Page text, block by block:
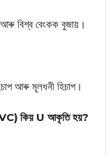
আৰু বিশ্ব বেংকক বুজায়।
আৰু মূলধনী হিচাপ।
কিয় U আকৃতি হয়?